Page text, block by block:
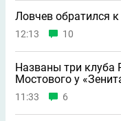
Ловчев обратился
12:13 10
Названы три клуба
Мостового у
11:33 6